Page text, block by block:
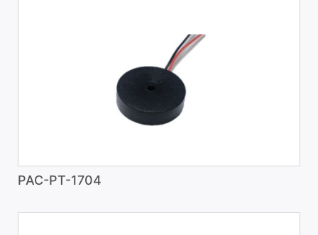
PAC-PT-1704